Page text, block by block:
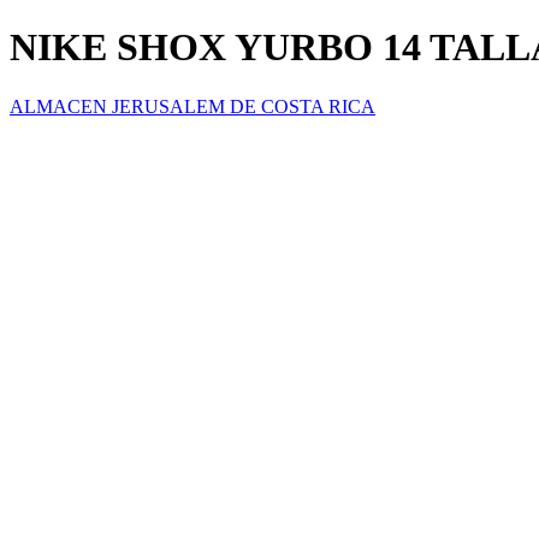
NIKE SHOX YURBO 14
ALMACEN JERUSALEM DE COSTA RICA